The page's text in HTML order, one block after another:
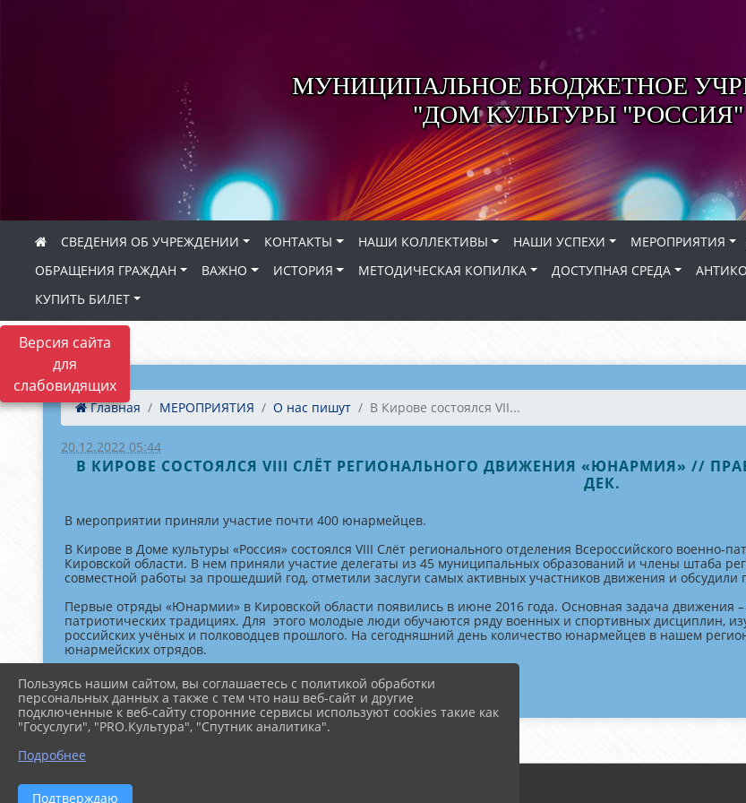
Версия сайта
для
слабовидящих
МУНИЦИПАЛЬНОЕ БЮДЖЕТНОЕ
"ДОМ КУЛЬТУРЫ "РОССИЯ"
СВЕДЕНИЯ ОБ УЧРЕЖДЕНИИ КОНТАКТЫ НАШИ КОЛЛЕКТИВЫ НАШИ УСПЕХИ МЕРОПРИЯТИЯ
ОБРАЩЕНИЯ ГРАЖДАН
ВАЖНО ИСТОРИЯ МЕТОДИЧЕСКАЯ КОПИЛКА ДОСТУПНАЯ СРЕДА
КУПИТЬ БИЛЕТ
Главная МЕРОПРИЯТИЯ О нас пишут В Кирове состоялся VII...
20.12.2022 05:44
В КИРОВЕ СОСТОЯЛСЯ VIII СЛЁТ РЕГИОНАЛЬНОГО ДВИЖЕНИЯ «ЮНАРМИЯ» //
ДЕК.
В мероприятии приняли участие почти 400 юнармейцев.
В Кирове в Доме культуры «Россия» состоялся VIII Слёт регионального отделения Всероссийского
Кировской области. В нем приняли участие делегаты из 45 муниципальных образований и члены штаба
совместной работы за прошедший год, отметили заслуги самых активных участников движения и
Первые отряды «Юнармии» в Кировской области появились в июне 2016 года. Основная задача движения
патриотических традициях. Для этого молодые люди обучаются ряду военных и спортивных дисциплин,
российских учёных и полководцев прошлого. На сегодняшний день количество юнармейцев в нашем
юнармейских отрядов.
Читать полностью
Пользуясь нашим сайтом, вы соглашаетесь с политикой обработки
персональных данных а также с тем что наш веб-сайт и другие
подключенные к веб-сайту сторонние сервисы используют cookies такие как
"Госуслуги", "PRO.Культура", "Спутник аналитика".
Подробнее
Подтверждаю